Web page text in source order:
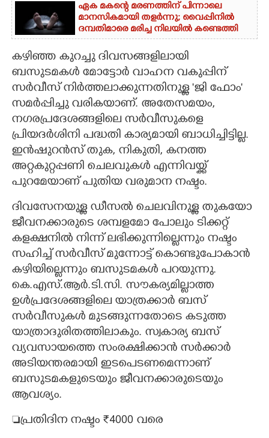
ഏക മകന്റെ മരണത്തിന് പിന്നാലെ
മാനസികമായി തളർന്നു; വൈപ്പിനിൽ
ദമ്പതിമാരെ മരിച്ച നിലയിൽ കണ്ടെത്തി
കഴിഞ്ഞ കുറച്ചു ദിവസങ്ങളിലായി
ബസുടമകൾ മോട്ടോർ വാഹന വകുപ്പിന്
സർവീസ് നിർത്തലാക്കുന്നതിനുള്ള 'ജി ഫോം'
സമർപ്പിച്ചു വരികയാണ്. അതേസമയം,
നഗരപ്രദേശങ്ങളിലെ സർവീസുകളെ
പ്രിയദർശിനി പദ്ധതി കാര്യമായി ബാധിച്ചിട്ടില്ല.
ഇൻഷുറൻസ് തുക, നികുതി, കനത്ത
അറ്റകുറ്റപ്പണി ചെലവുകൾ എന്നിവയ്ക്ക്
പുറമേയാണ് പുതിയ വരുമാന നഷ്ടം.
ദിവസേനയുള്ള ഡീസൽ ചെലവിനുള്ള തുകയോ
ജീവനക്കാരുടെ ശമ്പളമോ പോലും ടിക്കറ്റ്
കളക്ഷനിൽ നിന്ന് ലഭിക്കുന്നില്ലെന്നും നഷ്ടം
സഹിച്ച് സർവീസ് മുന്നോട്ട് കൊണ്ടുപോകാൻ
കഴിയില്ലെന്നും ബസുടമകൾ പറയുന്നു.
കെ.എസ്.ആർ.ടി.സി. സൗകര്യമില്ലാത്ത
ഉൾപ്രദേശങ്ങളിലെ യാത്രക്കാർ ബസ്
സർവീസുകൾ മുടങ്ങുന്നതോടെ കടുത്ത
യാത്രാദുരിതത്തിലാകും. സ്വകാര്യ ബസ്
വ്യവസായത്തെ സംരക്ഷിക്കാൻ സർക്കാർ
അടിയന്തരമായി ഇടപെടണമെന്നാണ്
ബസുടമകളുടെയും ജീവനക്കാരുടെയും
ആവശ്യം.
പ്രതിദിന നഷ്ടം ₹4000 വരെ